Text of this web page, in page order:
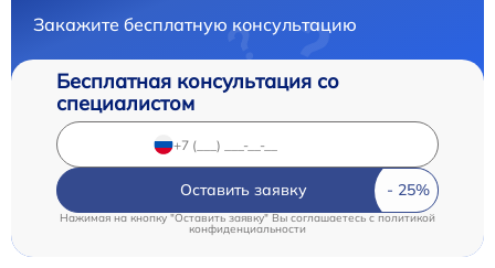
Закажите бесплатную консультацию
Бесплатная консультация со
специалистом
Оставить заявку
Нажимая на кнопку "Оставить заявку" Вы соглашаетесь c политикой
конфиденциальности